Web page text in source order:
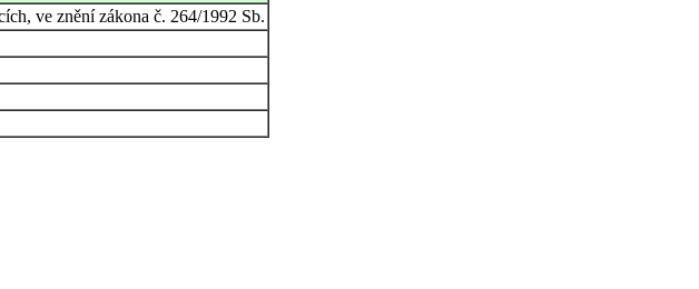
ve znění zákona č. 264/1992 Sb.